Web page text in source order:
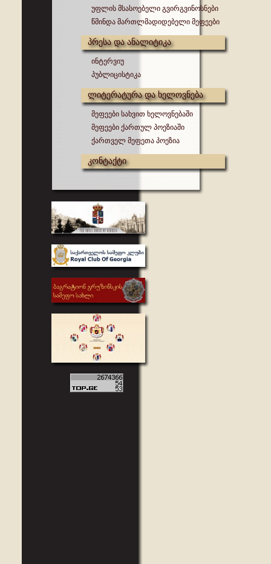
უფლის მსასოებელი გვირგვინოსნები
წმინდა მართლმადიდებელი მეფეები
პრესა და ანალიტიკა
ინტერვიუ
პუბლიცისტიკა
ლიტერატურა და ხელოვნება
მეფეები სახვით ხელოვნებაში
მეფეები ქართულ პოეზიაში
ქართველ მეფეთა პოეზია
კონტაქტი